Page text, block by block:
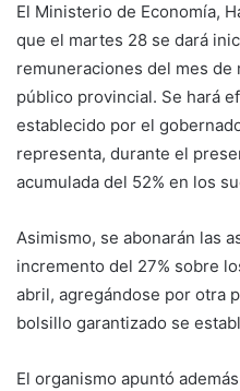
El Ministerio de Economía,
que el martes 28 se dará
remuneraciones del mes
público provincial. Se hará
establecido por el
representa, durante el
acumulada del 52% en los
Asimismo, se abonarán las
incremento del 27% sobre
abril, agregándose por otra
bolsillo garantizado se
El organismo apuntó